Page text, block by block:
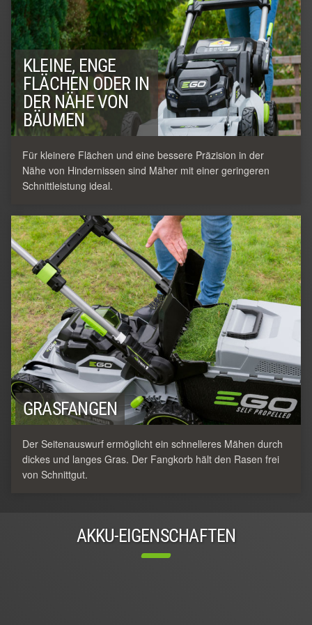
KLEINE, ENGE
FLÄCHEN ODER IN
DER NÄHE VON
BÄUMEN
Für kleinere Flächen und eine bessere Präzision in der
Nähe von Hindernissen sind Mäher mit einer geringeren
Schnittleistung ideal.
GRASFANGEN
Der Seitenauswurf ermöglicht ein schnelleres Mähen durch
dickes und langes Gras. Der Fangkorb hält den Rasen frei
von Schnittgut.
AKKU-EIGENSCHAFTEN